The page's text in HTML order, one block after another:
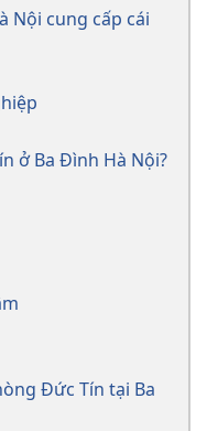
Nội cung cấp cái
ở Ba Đình Hà Nội?
Đức Tín tại Ba